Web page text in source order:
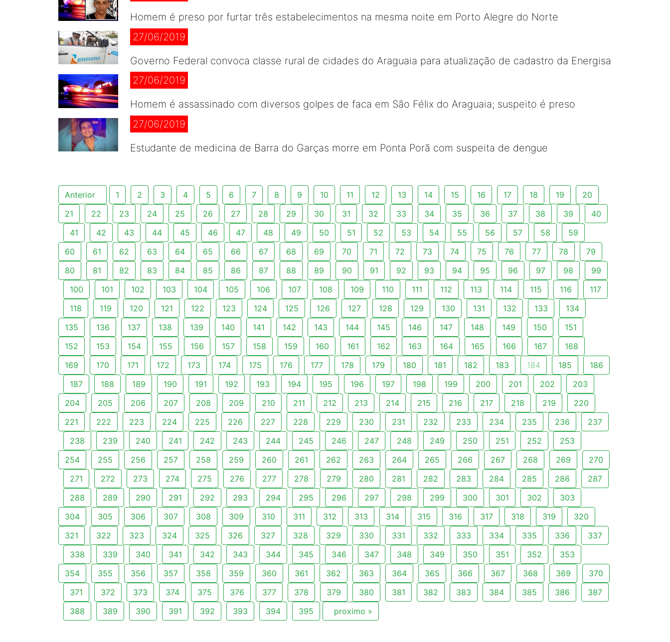
Homem é preso por furtar três estabelecimentos na mesma noite em Porto Alegre do Norte
27/06/2019
Governo Federal convoca classe rural de cidades do Araguaia para atualização de cadastro da Energisa
27/06/2019
Homem é assassinado com diversos golpes de faca em São Félix do Araguaia; suspeito é preso
27/06/2019
Estudante de medicina de Barra do Garças morre em Ponta Porã com suspeita de dengue
Anterior 1 2 3 4 5 6 7 8 9 10 11 12 13 14 15 16 17 18 19
20
21
22 23 24 25 26 27 28 29 30 31 32 33 34 35 36 37 38 39
40
41
42 43 44 45 46 47 48 49 50 51 52 53 54 55 56 57 58
59
60
61 62 63 64 65 66 67 68 69 70 71 72 73 74 75 76 77 78
79
80
81 82 83 84 85 86 87 88 89 90 91 92 93 94 95 96 97 98
99
100
101 102 103 104 105 106 107 108 109 110 111 112 113 114 115 116
117
118
119 120 121 122 123 124 125 126 127 128 129 130 131 132 133
134
135
136 137 138 139 140 141 142 143 144 145 146 147 148 149 150
151
152
153 154 155 156 157 158 159 160 161 162 163 164 165 166 167
168
169
170 171 172 173 174 175 176 177 178 179 180 181 182 183 184 185
186
187
188 189 190 191 192 193 194 195 196 197 198 199 200 201 202
203
204
205 206 207 208 209 210 211 212 213 214 215 216 217 218 219
220
221
222 223 224 225 226 227 228 229 230 231 232 233 234 235 236
237
238
239 240 241 242 243 244 245 246 247 248 249 250 251 252
253
254
255 256 257 258 259 260 261 262 263 264 265 266 267 268 269
270
271
272 273 274 275 276 277 278 279 280 281 282 283 284 285 286
287
288
289 290 291 292 293 294 295 296 297 298 299 300 301 302
303
304
305 306 307 308 309 310 311 312 313 314 315 316 317 318 319
320
321
322 323 324 325 326 327 328 329 330 331 332 333 334 335 336
337
338
339 340 341 342 343 344 345 346 347 348 349 350 351 352
353
354
355 356 357 358 359 360 361 362 363 364 365 366 367 368 369
370
371
372 373 374 375 376 377 378 379 380 381 382 383 384 385 386
387
388
389 390 391 392 393 394 395 proximo »